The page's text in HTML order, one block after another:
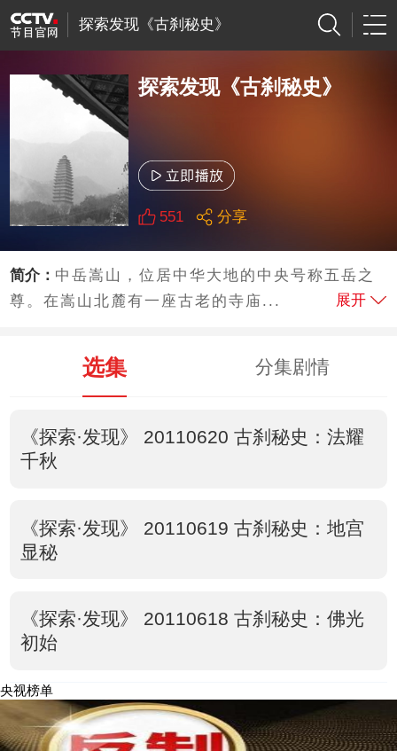
探索发现《古刹秘史》
探索发现《古刹秘史》
551 分享
简介： 中岳嵩山，位居中华大地的中央号称五岳之
尊。在嵩山北麓有一座古老的寺庙...
展开
选集 分集剧情
《探索·发现》 20110620 古刹秘史：法耀
千秋
《探索·发现》 20110619 古刹秘史：地宫
显秘
《探索·发现》 20110618 古刹秘史：佛光
初始
央视榜单